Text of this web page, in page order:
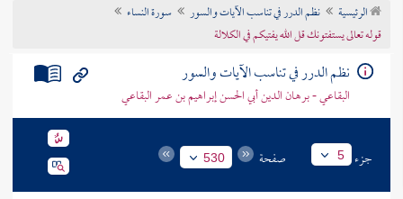
تراجم الأعلام
الرئيسية نظم الدرر في تناسب الآيات والسور
سورة النساء
قوله تعالى يستفتونك قل الله يفتيكم في الكلالة
نظم الدرر في تناسب الآيات والسور
البقاعي - برهان الدين أبي الحسن إبراهيم بن عمر البقاعي
جزء 5 صفحة 530